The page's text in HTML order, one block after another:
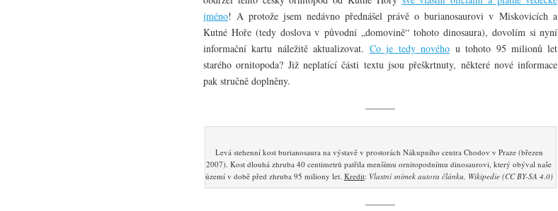
jméno! A protože jsem nedávno přednášel právě o burianosaurovi v Miskovicích a
Kutné Hoře (tedy doslova v původní „domovině“ tohoto dinosaura), dovolím si nyní
informační kartu náležitě aktualizovat. Co je tedy nového u tohoto 95 milionů let
starého ornitopoda? Již neplatící části textu jsou přeškrtnuty, některé nové informace
pak stručně doplněny.
———
Levá stehenní kost burianosaura na výstavě v prostorách Nákupního centra Chodov v Praze (březen
2007). Kost dlouhá zhruba 40 centimetrů patřila menšímu ornitopodnímu dinosaurovi, který obýval naše
území v době před zhruba 95 miliony let. Kredit: Vlastní snímek autora článku, Wikipedie (CC BY-SA 4.0)
———